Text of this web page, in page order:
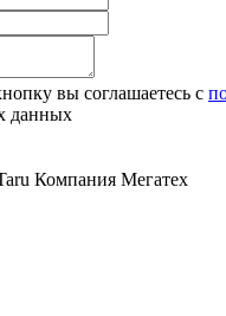
вы соглашаетесь с
данных
Компания Мегатех